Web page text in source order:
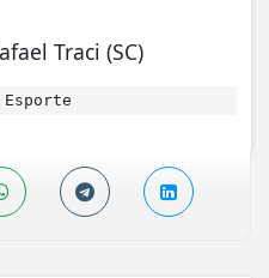
Traci (SC)
Esporte